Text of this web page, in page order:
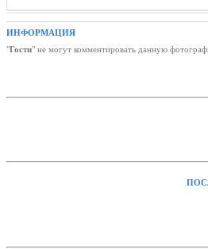
ИНФОРМАЦИЯ
"Гости" не могут комментировать данную